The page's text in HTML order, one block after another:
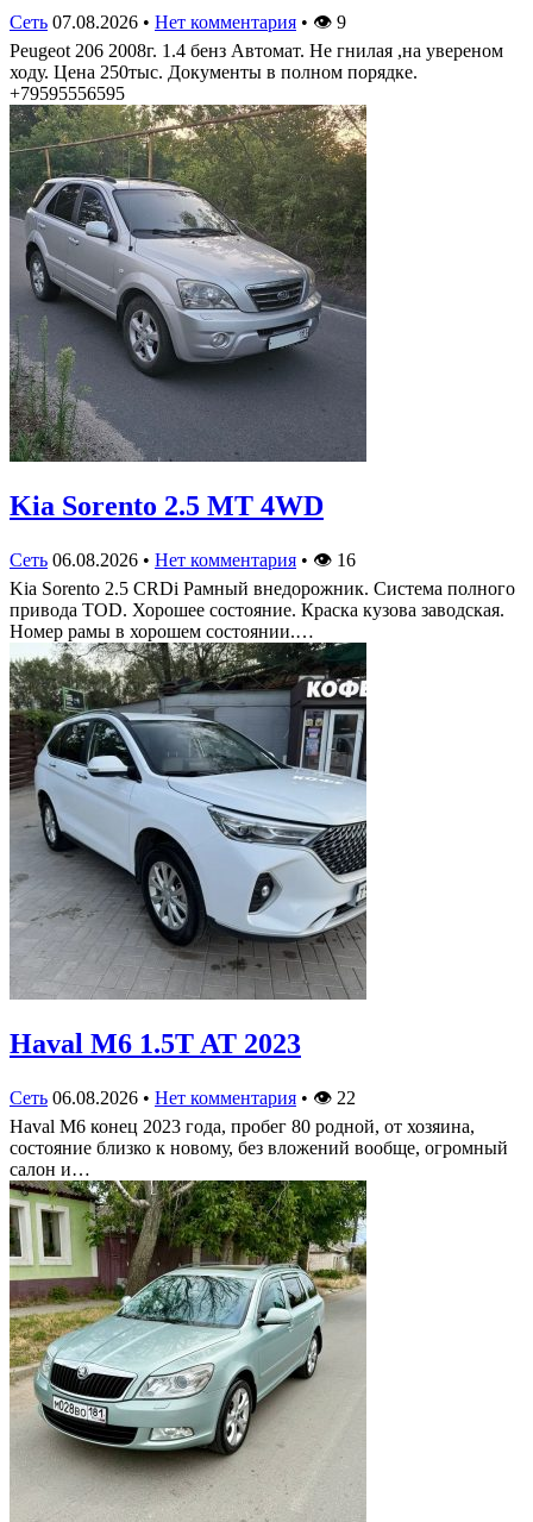
Сеть 07.08.2026 • Нет комментария • 👁 9
Peugeot 206 2008г. 1.4 бенз Автомат. Не гнилая ,на увереном
ходу. Цена 250тыс. Документы в полном порядке.
+79595556595
Kia Sorento 2.5 MT 4WD
Сеть 06.08.2026 • Нет комментария • 👁 16
Kia Sorento 2.5 CRDi Рамный внедорожник. Система полного
привода TOD. Хорошее состояние. Краска кузова заводская.
Номер рамы в хорошем состоянии.…
Haval M6 1.5T AT 2023
Сеть 06.08.2026 • Нет комментария • 👁 22
Haval M6 конец 2023 года, пробег 80 родной, от хозяина,
состояние близко к новому, без вложений вообще, огромный
салон и…